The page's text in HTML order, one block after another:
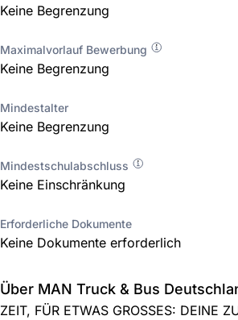
Keine Begrenzung
Maximalvorlauf Bewerbung
Keine Begrenzung
Mindestalter
Keine Begrenzung
Mindestschulabschluss
Keine Einschränkung
Erforderliche Dokumente
Keine Dokumente erforderlich
Über MAN Truck & Bus
ZEIT, FÜR ETWAS GROSSES: DEINE